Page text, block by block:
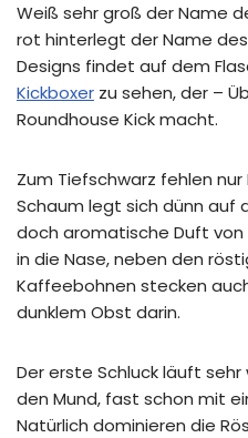
Weiß sehr groß der Name
rot hinterlegt der Name
Designs findet auf dem
Kickboxer zu sehen, der –
Roundhouse Kick macht.
Zum Tiefschwarz fehlen
Schaum legt sich dünn auf
doch aromatische Duft
in die Nase, neben den
Kaffeebohnen stecken
dunklem Obst darin.
Der erste Schluck läuft
den Mund, fast schon mit
Natürlich dominieren die